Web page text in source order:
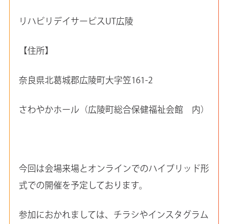
リハビリデイサービスUT広陵
【住所】
奈良県北葛城郡広陵町大字笠161-2
さわやかホール（広陵町総合保健福祉会館 内）
今回は会場来場とオンラインでのハイブリッド形
式での開催を予定しております。
参加におかれましては、チラシやインスタグラム